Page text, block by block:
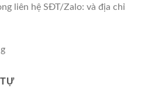
liên hệ SĐT/Zalo: và địa chỉ